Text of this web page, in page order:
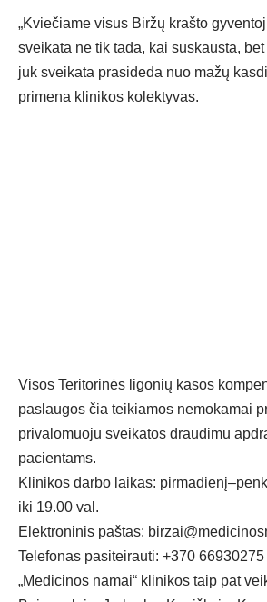
„Kviečiame visus Biržų krašto
sveikata ne tik tada, kai suskausta,
juk sveikata prasideda nuo mažų
primena klinikos kolektyvas.
Visos Teritorinės ligonių kasos
paslaugos čia teikiamos nemokamai
privalomuoju sveikatos draudimu
pacientams.
Klinikos darbo laikas:
iki 19.00 val.
Elektroninis paštas:
Telefonas pasiteirauti: +370 66930275
„Medicinos namai“ klinikos taip pat